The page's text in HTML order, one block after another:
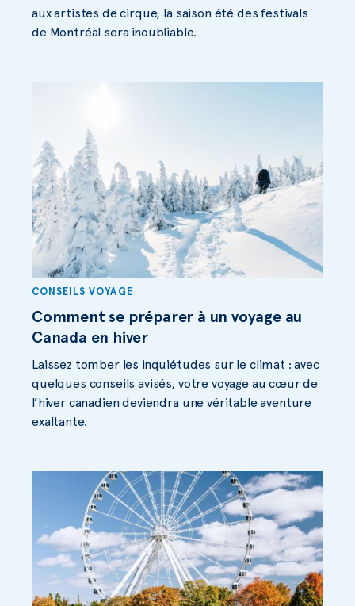
aux artistes de cirque, la saison été des festivals
de Montréal sera inoubliable.
CONSEILS VOYAGE
Comment se préparer à un voyage au
Canada en hiver
Laissez tomber les inquiétudes sur le climat : avec
quelques conseils avisés, votre voyage au cœur de
l’hiver canadien deviendra une véritable aventure
exaltante.